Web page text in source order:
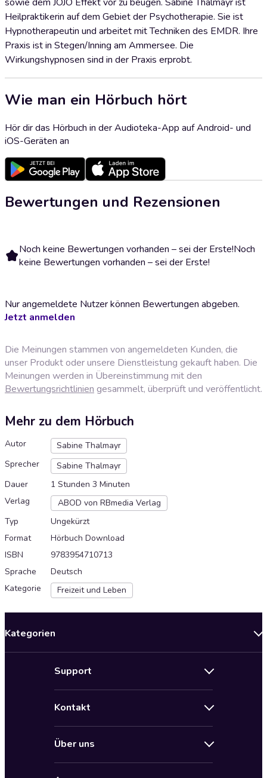
Heilpraktikerin auf dem Gebiet der Psychotherapie. Sie ist
Hypnotherapeutin und arbeitet mit Techniken des EMDR. Ihre
Praxis ist in Stegen/Inning am Ammersee. Die
Wirkungshypnosen sind in der Praxis erprobt.
Wie man ein Hörbuch hört
Hör dir das Hörbuch in der Audioteka-App auf Android- und
iOS-Geräten an
Bewertungen und Rezensionen
Noch keine Bewertungen vorhanden – sei der Erste!Noch
keine Bewertungen vorhanden – sei der Erste!
Nur angemeldete Nutzer können Bewertungen abgeben.
Jetzt anmelden
Die Meinungen stammen von angemeldeten Kunden, die
unser Produkt oder unsere Dienstleistung gekauft haben. Die
Meinungen werden in Übereinstimmung mit den
Bewertungsrichtlinien gesammelt, überprüft und veröffentlicht.
Mehr zu dem Hörbuch
Autor
Sabine Thalmayr
Sprecher
Sabine Thalmayr
Dauer
1 Stunden 3 Minuten
Verlag
ABOD von RBmedia Verlag
Typ
Ungekürzt
Format
Hörbuch Download
ISBN
9783954710713
Sprache
Deutsch
Kategorie
Freizeit und Leben
Kategorien
by Audioteka
Support
AGB für Audioteka Abo
Kontakt
Über uns